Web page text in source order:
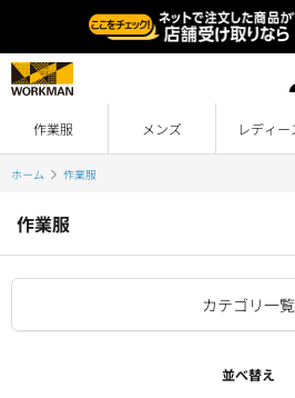
作業服 メンズ レディー
ホーム 作業服
作業服
カテゴリ一覧
並べ替え